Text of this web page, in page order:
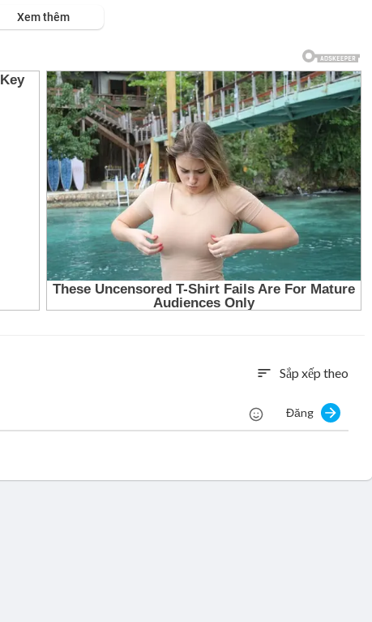
suy tư về nhau
nhạt phai
trong lòng em,
từng đêm
làm nên
tiếp cùng em,
Xem thêm
sort Sắp xếp theo
Đăng